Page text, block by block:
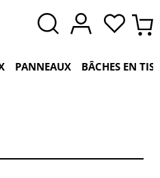
PANNEAUX BÂCHES EN